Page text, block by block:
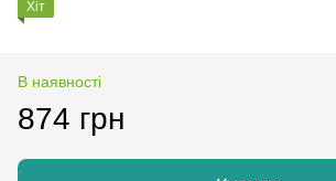
Хіт
В наявності
874 грн